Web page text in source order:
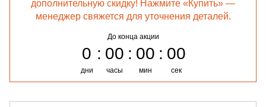
дополнительную скидку! Нажмите «Купить» —
менеджер свяжется для уточнения деталей.
До конца акции
0
дни
00
часы
00
мин
00
сек